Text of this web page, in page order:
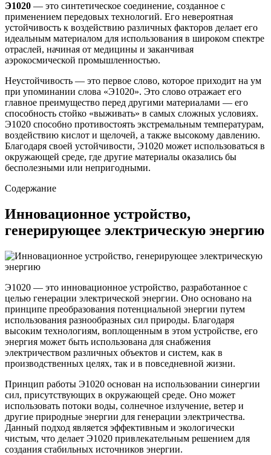
Э1020 — это синтетическое соединение, созданное с
применением передовых технологий. Его невероятная
устойчивость к воздействию различных факторов делает его
идеальным материалом для использования в широком спектре
отраслей, начиная от медицины и заканчивая
аэрокосмической промышленностью.
Неустойчивость — это первое слово, которое приходит на ум
при упоминании слова «Э1020». Это слово отражает его
главное преимущество перед другими материалами — его
способность стойко «выживать» в самых сложных условиях.
Э1020 способно противостоять экстремальным температурам,
воздействию кислот и щелочей, а также высокому давлению.
Благодаря своей устойчивости, Э1020 может использоваться в
окружающей среде, где другие материалы оказались бы
бесполезными или непригодными.
Содержание
Инновационное устройство,
генерирующее электрическую энергию
Э1020 — это инновационное устройство, разработанное с
целью генерации электрической энергии. Оно основано на
принципе преобразования потенциальной энергии путем
использования разнообразных сил природы. Благодаря
высоким технологиям, воплощенным в этом устройстве, его
энергия может быть использована для снабжения
электричеством различных объектов и систем, как в
производственных целях, так и в повседневной жизни.
Принцип работы Э1020 основан на использовании синергии
сил, присутствующих в окружающей среде. Оно может
использовать потоки воды, солнечное излучение, ветер и
другие природные энергии для генерации электричества.
Данный подход является эффективным и экологически
чистым, что делает Э1020 привлекательным решением для
создания стабильных источников энергии.